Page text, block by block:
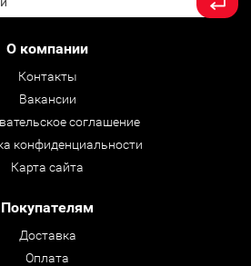
О компании
Контакты
Вакансии
соглашение
конфиденциальности
Карта сайта
Покупателям
Доставка
Оплата